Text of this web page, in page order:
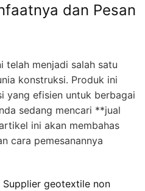
dan Pesan
telah menjadi salah satu
konstruksi. Produk ini
yang efisien untuk berbagai
sedang mencari **jual
ini akan membahas
cara pemesanannya
geotextile non